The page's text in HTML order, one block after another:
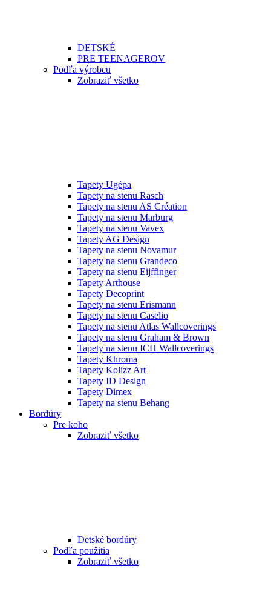
DETSKÉ
PRE TEENAGEROV
Podľa výrobcu
Zobraziť všetko
Tapety Ugépa
Tapety na stenu Rasch
Tapety na stenu AS Création
Tapety na stenu Marburg
Tapety na stenu Vavex
Tapety AG Design
Tapety na stenu Novamur
Tapety na stenu Grandeco
Tapety na stenu Eijffinger
Tapety Arthouse
Tapety Decoprint
Tapety na stenu Erismann
Tapety na stenu Caselio
Tapety na stenu Atlas Wallcoverings
Tapety na stenu Graham & Brown
Tapety na stenu ICH Wallcoverings
Tapety Khroma
Tapety Kolizz Art
Tapety ID Design
Tapety Dimex
Tapety na stenu Behang
Bordúry
Pre koho
Zobraziť všetko
Detské bordúry
Podľa použitia
Zobraziť všetko